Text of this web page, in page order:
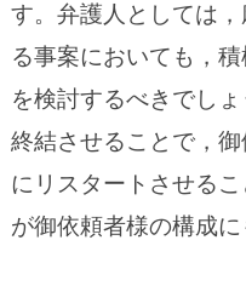
す。弁護人としては
る事案においても，
を検討するべきでし
終結させることで，
にリスタートさせる
が御依頼者様の構成に